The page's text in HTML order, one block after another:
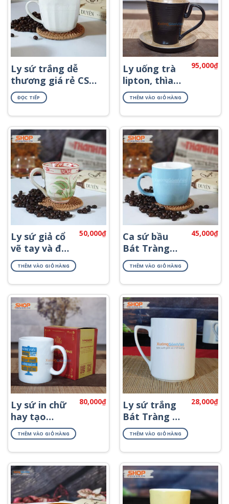
Ly sứ trắng dễ
thương giá rẻ CST-
M52
ĐỌC TIẾP
Ly uống trà
lipton, thìa
và đĩa CSM-
M64
95,000₫
THÊM VÀO GIỎ HÀNG
Ly sứ giả cổ
vẽ tay và đĩa
lót CSM-M62
50,000₫
THÊM VÀO GIỎ HÀNG
Ca sứ bầu
Bát Tràng
cao cấp CSM-
M59.1
45,000₫
THÊM VÀO GIỎ HÀNG
Ly sứ in chữ
hay tạo
động lực
CST-M70.1
80,000₫
THÊM VÀO GIỎ HÀNG
Ly sứ trắng
Bát Tràng có
quai CST-
M55
28,000₫
THÊM VÀO GIỎ HÀNG